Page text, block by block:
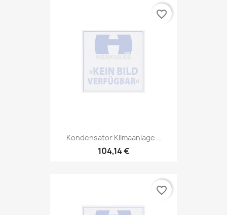
Kondensator Klimaanlage...
104,14 €
favorite_border
favorite_border